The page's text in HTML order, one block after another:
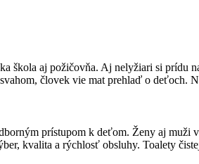
aj požičovňa. Aj nelyžiari si prídu
človek vie mat prehlaď o deťoch.
prístupom k deťom. Ženy aj muži
kvalita a rýchlosť obsluhy. Toalety